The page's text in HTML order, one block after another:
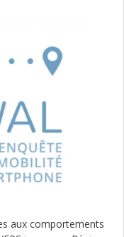
aux comportements